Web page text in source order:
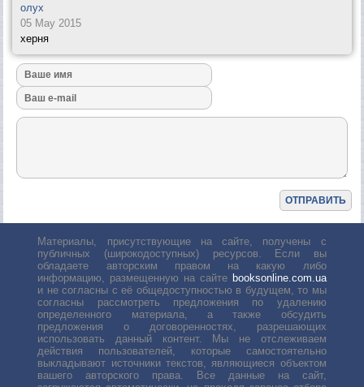
олух
05 May 2015
херня
Материалы, присутствующие на сайте, получены с
публичных (широкодоступных) ресурсов. Если вы
обладаете авторским правом на какую либо
информацию, размещенную на сайте booksonline.com.ua
и не согласны с её общедоступностью в будущем, то мы
согласны рассмотреть предложения по удалению
определенного материала, а также обсудить
предложения о договоренностях, разрешающих
использовать данный контент. Мы не отслеживаем
действия пользователей, которые самостоятельно
выкладывают источники текстов, являющиеся объектом
вашего авторского права. Все данные на сайт,